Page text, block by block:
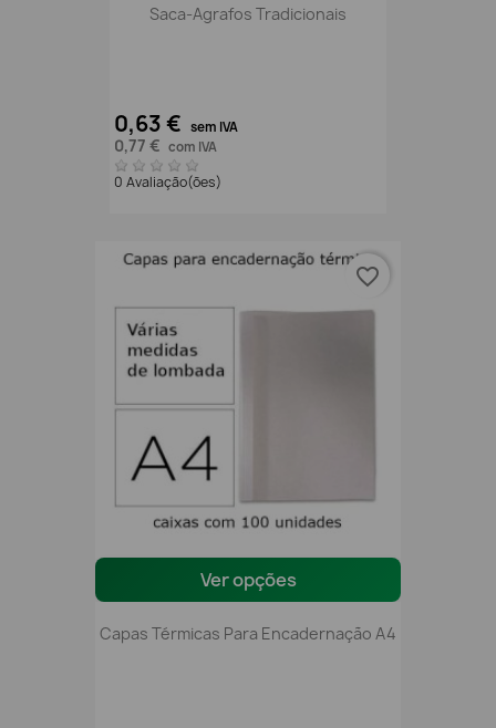
Saca-Agrafos Tradicionais
0,63 € sem IVA
0,77 € com IVA
0 Avaliação(ões)
Ver opções
Capas Térmicas Para Encadernação A4
favorite_border